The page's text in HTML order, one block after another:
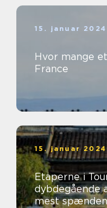
15. januar 2024
Hvor mange
France
15. januar 2024
Etaperne i
dybdegående
mest